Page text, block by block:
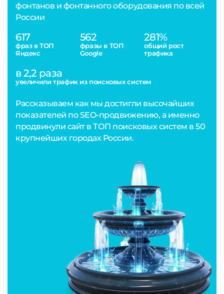
фонтанов и фонтанного оборудования по всей
России
617
фраз в ТОП
Яндекс
562
фразы в ТОП
Google
281%
общий рост
трафика
в 2,2 раза
увеличили трафик из поисковых систем
Рассказываем как мы достигли высочайших
показателей по SEO-продвижению, а именно
продвинули сайт в ТОП поисковых систем в 50
крупнейших городах России.